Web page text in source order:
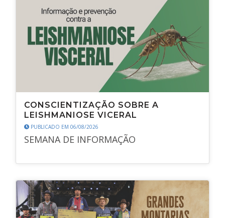
CONSCIENTIZAÇÃO SOBRE A
LEISHMANIOSE VICERAL
PUBLICADO EM 06/08/2026
SEMANA DE INFORMAÇÃO